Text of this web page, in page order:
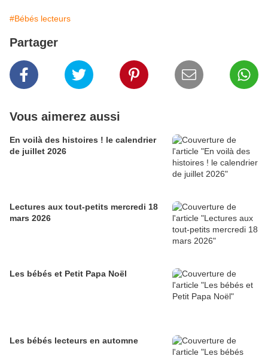
#Bébés lecteurs
Partager
Vous aimerez aussi
En voilà des histoires ! le calendrier
de juillet 2026
Lectures aux tout-petits mercredi 18
mars 2026
Les bébés et Petit Papa Noël
Les bébés lecteurs en automne